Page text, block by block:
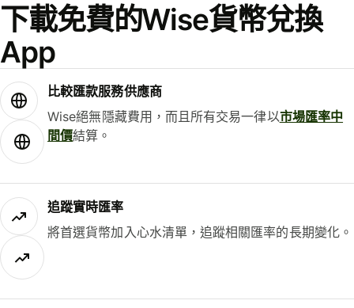
下載免費的Wise貨幣兌換
App
比較匯款服務供應商
Wise絕無隱藏費用，而且所有交易一律以市場匯率中
間價結算。
追蹤實時匯率
將首選貨幣加入心水清單，追蹤相關匯率的長期變化。